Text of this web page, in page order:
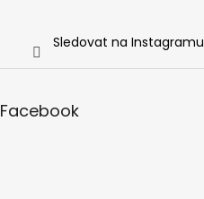
Sledovat na Instagramu
Facebook